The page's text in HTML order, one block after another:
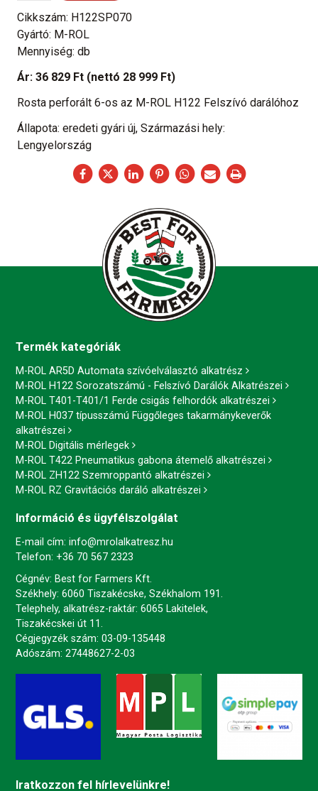
Cikkszám: H122SP070
Gyártó: M-ROL
Mennyiség: db
Ár: 36 829 Ft (nettó 28 999 Ft)
Rosta perforált 6-os az M-ROL H122 Felszívó darálóhoz
Állapota: eredeti gyári új, Származási hely:
Lengyelország
Termék kategóriák
M-ROL AR5D Automata szívóelválasztó alkatrész
M-ROL H122 Sorozatszámú - Felszívó Darálók Alkatrészei
M-ROL T401-T401/1 Ferde csigás felhordók alkatrészei
M-ROL H037 típusszámú Függőleges takarmánykeverők
alkatrészei
M-ROL Digitális mérlegek
M-ROL T422 Pneumatikus gabona átemelő alkatrészei
M-ROL ZH122 Szemroppantó alkatrészei
M-ROL RZ Gravitációs daráló alkatrészei
Információ és ügyfélszolgálat
E-mail cím: info@mrolalkatresz.hu
Telefon: +36 70 567 2323
Cégnév: Best for Farmers Kft.
Székhely: 6060 Tiszakécske, Székhalom 191.
Telephely, alkatrész-raktár: 6065 Lakitelek,
Tiszakécskei út 11.
Cégjegyzék szám: 03-09-135448
Adószám: 27448627-2-03
Iratkozzon fel hírlevelünkre!